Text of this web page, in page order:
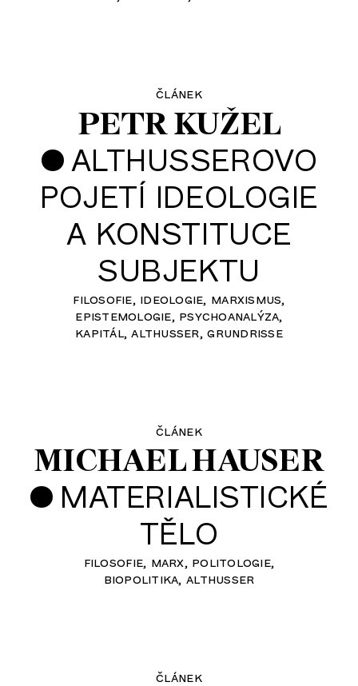
článek
PETR KUŽEL
• ALTHUSSEROVO
POJETÍ IDEOLOGIE
A KONSTITUCE
SUBJEKTU
filosofie ideologie marxismus
epistemologie psychoanalýza
kapitál
althusser grundrisse
článek
MICHAEL HAUSER
• MATERIALISTICKÉ
TĚLO
filosofie marx politologie
biopolitika althusser
článek